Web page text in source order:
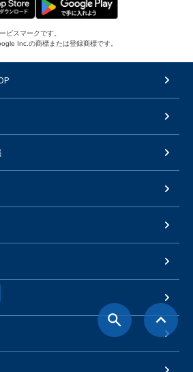
スマークです。
Inc.の商標または登録商標です。